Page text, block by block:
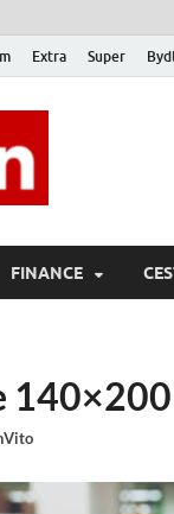
Extra Super
FINANCE